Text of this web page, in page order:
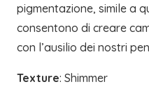
pigmentazione, simile a
consentono di creare
con l’ausilio dei nostri
Texture: Shimmer